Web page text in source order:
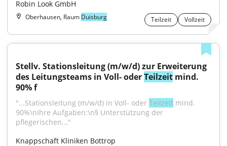
Robin Look GmbH
Oberhausen, Raum Duisburg Teilzeit Vollzeit
Stellv. Stationsleitung (m/w/d) zur Erweiterung
des Leitungsteams in Voll- oder Teilzeit mind.
90% f
"...Stationsleitung (m/w/d) in Voll- oder Teilzeit mind.
90%\nIhre Aufgaben:\n§ Unterstützung der
pflegerischen..."
Knappschaft Kliniken Bottrop